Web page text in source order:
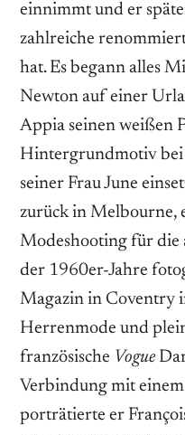
einnimmt und er
zahlreiche
hat. Es begann alles
Newton auf einer
Appia seinen weißen
Hintergrundmotiv
seiner Frau June
zurück in Melbourne,
Modeshooting für die
der 1960er-Jahre
Magazin in Coventry
Herrenmode und
französische Vogue
Verbindung mit
porträtierte er